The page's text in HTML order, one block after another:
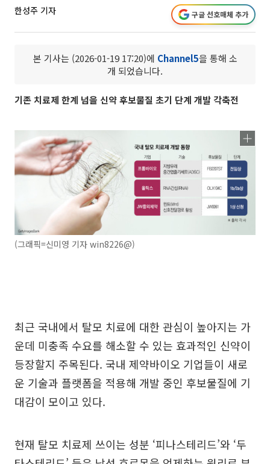
한성주 기자 구글 선호매체 추가
본 기사는 (2026-01-19 17:20)에 Channel5을 통해 소
개 되었습니다.
기존 치료제 한계 넘을 신약 후보물질 초기 단계 개발 각축전
(그래픽=신미영 기자 win8226@)
최근 국내에서 탈모 치료에 대한 관심이 높아지는 가
운데 미충족 수요를 해소할 수 있는 효과적인 신약이
등장할지 주목된다. 국내 제약바이오 기업들이 새로
운 기술과 플랫폼을 적용해 개발 중인 후보물질에 기
대감이 모이고 있다.
현재 탈모 치료제 쓰이는 성분 ‘피나스테리드’와 ‘두